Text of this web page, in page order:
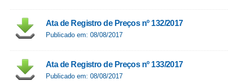
Ata de Registro de Preços nº 132/2017
Publicado em: 08/08/2017
Ata de Registro de Preços nº 133/2017
Publicado em: 08/08/2017